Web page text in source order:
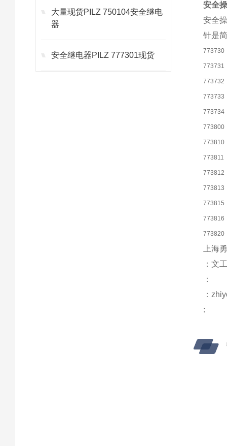
大量现货PILZ 750104安全继电
器
安全继电器PILZ 777301现货
安全
安全
针是
773730
773731
773732
773733
773734
773800
773810
773811
773812
773813
773815
773816
773820
上海
：文
：
：
: